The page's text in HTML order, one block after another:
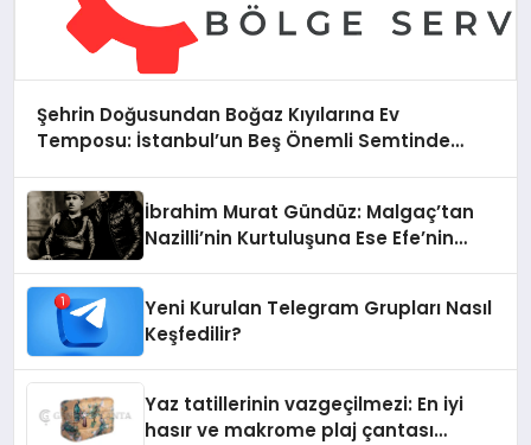
Şehrin Doğusundan Boğaz Kıyılarına Ev
Temposu: İstanbul’un Beş Önemli Semtinde
İbrahim Murat Gündüz: Malgaç’tan
Nazilli’nin Kurtuluşuna Ese Efe’nin
Yeni Kurulan Telegram Grupları Nasıl
Keşfedilir?
Yaz tatillerinin vazgeçilmezi: En iyi
hasır ve makrome plaj çantası